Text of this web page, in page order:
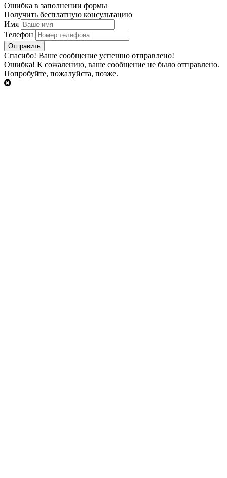
Ошибка в заполнении формы
Получить бесплатную консультацию
Имя
Телефон
Cпасибо! Ваше сообщение успешно отправлено!
Ошибка! К сожалению, ваше сообщение не было отправлено.
Попробуйте, пожалуйста, позже.